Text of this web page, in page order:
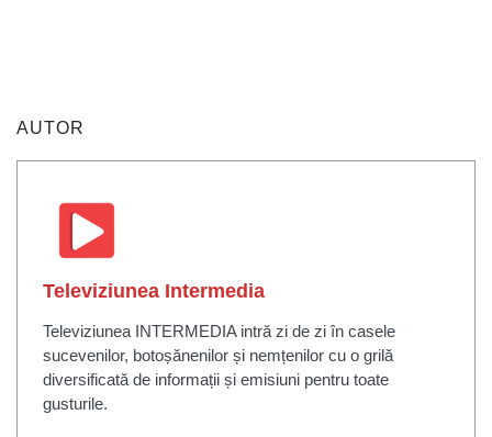
AUTOR
Televiziunea Intermedia
Televiziunea INTERMEDIA intră zi de zi în casele
sucevenilor, botoșănenilor și nemțenilor cu o grilă
diversificată de informații și emisiuni pentru toate
gusturile.